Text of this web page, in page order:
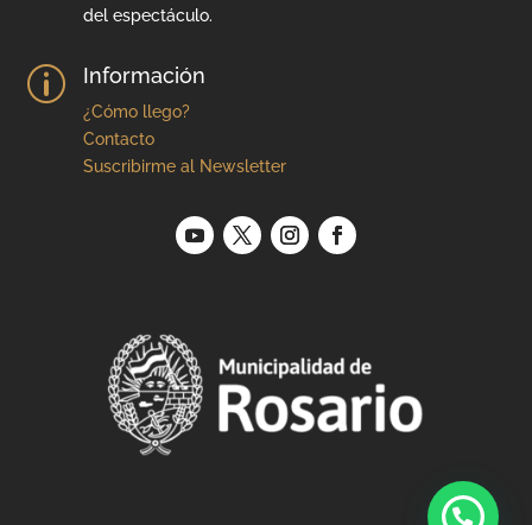
del espectáculo.
p Información
¿Cómo llego?
Contacto
Suscribirme al Newsletter